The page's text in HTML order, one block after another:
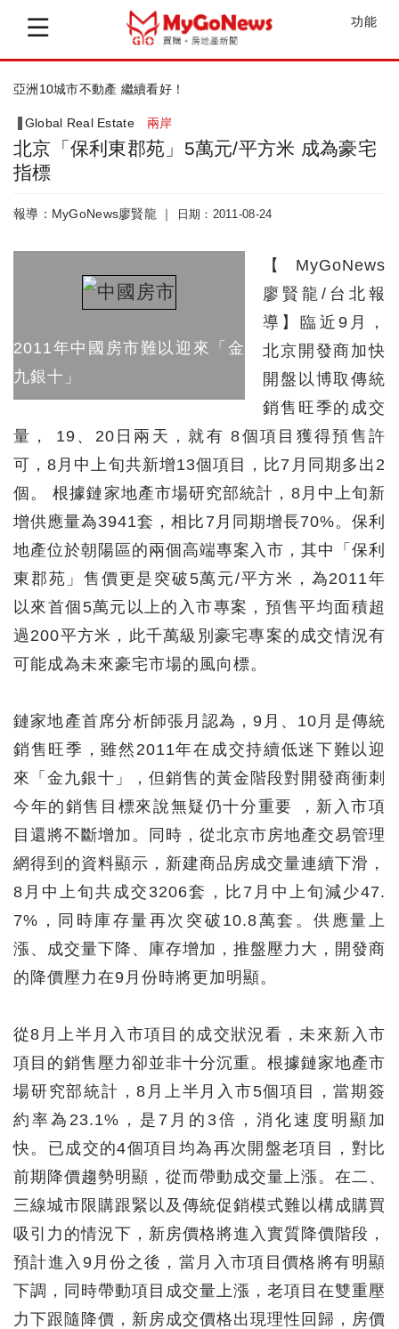
功能
亞洲10城市不動產 繼續看好！
Global Real Estate 兩岸
北京「保利東郡苑」5萬元/平方米 成為豪宅
指標
報導：MyGoNews廖賢龍 ｜ 日期：2011-08-24
2011年中國房市難以迎來「金
九銀十」
【MyGoNews
廖賢龍/台北報
導】臨近9月，
北京開發商加快
開盤以博取傳統
銷售旺季的成交
量， 19、20日兩天，就有 8個項目獲得預售許
可，8月中上旬共新增13個項目，比7月同期多出2
個。 根據鏈家地產市場研究部統計，8月中上旬新
增供應量為3941套，相比7月同期增長70%。保利
地產位於朝陽區的兩個高端專案入市，其中「保利
東郡苑」售價更是突破5萬元/平方米，為2011年
以來首個5萬元以上的入市專案，預售平均面積超
過200平方米，此千萬級別豪宅專案的成交情況有
可能成為未來豪宅市場的風向標。
鏈家地產首席分析師張月認為，9月、10月是傳統
銷售旺季，雖然2011年在成交持續低迷下難以迎
來「金九銀十」，但銷售的黃金階段對開發商衝刺
今年的銷售目標來說無疑仍十分重要 ，新入市項
目還將不斷增加。同時，從北京市房地產交易管理
網得到的資料顯示，新建商品房成交量連續下滑，
8月中上旬共成交3206套，比7月中上旬減少47.
7%，同時庫存量再次突破10.8萬套。供應量上
漲、成交量下降、庫存增加，推盤壓力大，開發商
的降價壓力在9月份時將更加明顯。
從8月上半月入市項目的成交狀況看，未來新入市
項目的銷售壓力卻並非十分沉重。根據鏈家地產市
場研究部統計，8月上半月入市5個項目，當期簽
約率為23.1%，是7月的3倍，消化速度明顯加
快。已成交的4個項目均為再次開盤老項目，對比
前期降價趨勢明顯，從而帶動成交量上漲。在二、
三線城市限購跟緊以及傳統促銷模式難以構成購買
吸引力的情況下，新房價格將進入實質降價階段，
預計進入9月份之後，當月入市項目價格將有明顯
下調，同時帶動項目成交量上漲，老項目在雙重壓
力下跟隨降價，新房成交價格出現理性回歸，房價